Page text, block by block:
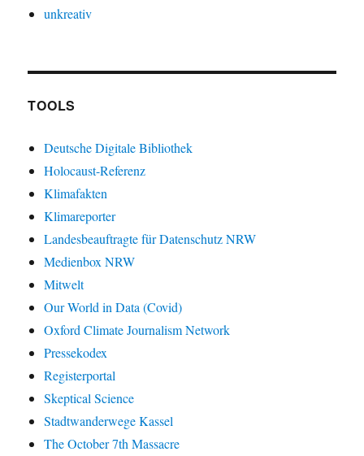
unkreativ
TOOLS
Deutsche Digitale Bibliothek
Holocaust-Referenz
Klimafakten
Klimareporter
Landesbeauftragte für Datenschutz NRW
Medienbox NRW
Mitwelt
Our World in Data (Covid)
Oxford Climate Journalism Network
Pressekodex
Registerportal
Skeptical Science
Stadtwanderwege Kassel
The October 7th Massacre